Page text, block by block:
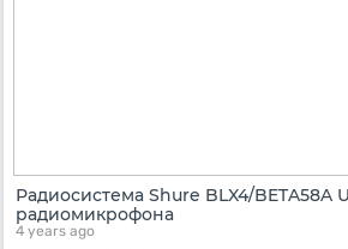
Радиосистема Shure BLX4/BETA58A
радиомикрофона
4 years ago